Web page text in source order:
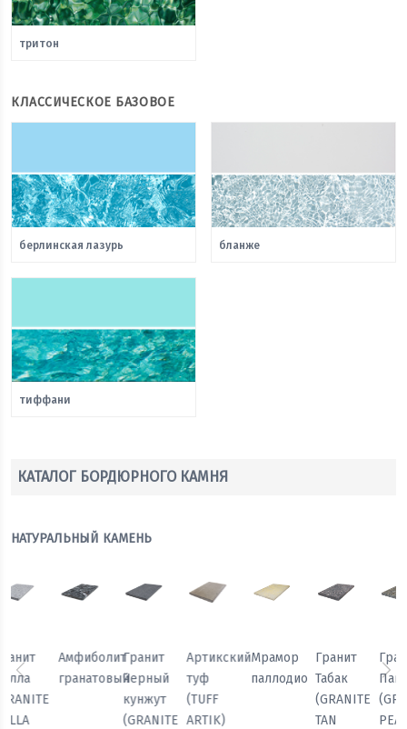
тритон
КЛАССИЧЕСКОЕ БАЗОВОЕ
берлинская лазурь бланже
тиффани
КАТАЛОГ БОРДЮРНОГО КАМНЯ
НАТУРАЛЬНЫЙ КАМЕНЬ
Мрамор
паллодио
Гранит
Табак
(GRANITE
Гранит
Павлин
(GRANITE
PEACOCK
Гранит
(GRANITE
BELLA
Амфиболит
гранатовый
Гранит
Черный
кунжут
(GRANITE
Предыдущий